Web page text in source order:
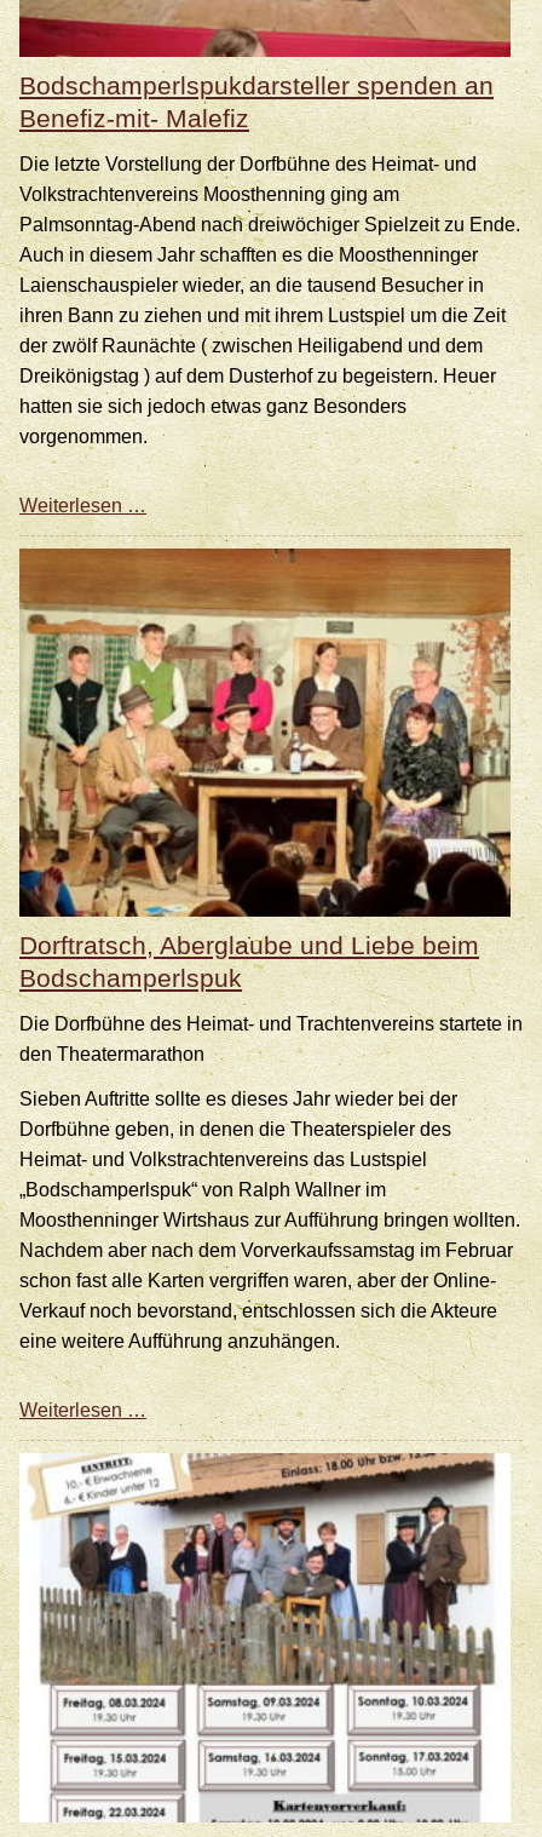
Bodschamperlspukdarsteller spenden an
Benefiz-mit- Malefiz
Die letzte Vorstellung der Dorfbühne des Heimat- und
Volkstrachtenvereins Moosthenning ging am
Palmsonntag-Abend nach dreiwöchiger Spielzeit zu Ende.
Auch in diesem Jahr schafften es die Moosthenninger
Laienschauspieler wieder, an die tausend Besucher in
ihren Bann zu ziehen und mit ihrem Lustspiel um die Zeit
der zwölf Raunächte ( zwischen Heiligabend und dem
Dreikönigstag ) auf dem Dusterhof zu begeistern. Heuer
hatten sie sich jedoch etwas ganz Besonders
vorgenommen.
Weiterlesen …Bodschamperlspukdarsteller
spenden
Benefiz-
mit-
Malefiz
Dorftratsch, Aberglaube und Liebe beim
Bodschamperlspuk
Die Dorfbühne des Heimat- und Trachtenvereins startete in
den Theatermarathon
Sieben Auftritte sollte es dieses Jahr wieder bei der
Dorfbühne geben, in denen die Theaterspieler des
Heimat- und Volkstrachtenvereins das Lustspiel
„Bodschamperlspuk“ von Ralph Wallner im
Moosthenninger Wirtshaus zur Aufführung bringen wollten.
Nachdem aber nach dem Vorverkaufssamstag im Februar
schon fast alle Karten vergriffen waren, aber der Online-
Verkauf noch bevorstand, entschlossen sich die Akteure
eine weitere Aufführung anzuhängen.
Weiterlesen …Dorftratsch,
Aberglaube
und
Liebe
beim
Bodschamperlspuk